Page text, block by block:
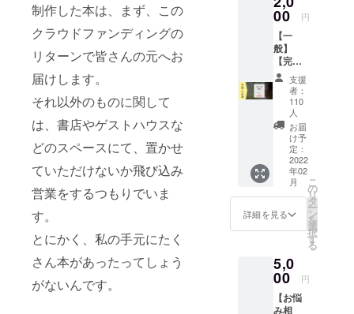
制作した本は、まず、この
クラウドファンディングの
リターンで皆さんの元へお
届けします。
それ以外のものに関して
は、書店やゲストハウスな
どのスペースにて、置かせ
ていただけないか飛び込み
営業をするつもりでいま
す。
とにかく、私の手元にたく
さん本があったってしょう
がないんです。
メール
にてお
知らせ
する予
定で
す。
のない
範囲で
「学生
だとわ
かるよ
うな記
載」を
お願い
しま
す。
（「学
校名＋
学年」
など）
※送料込
みで
す。
00 円
【一
般】
【完成
した本
を一冊
お届
け！】
現在製
作中の
本が完
成した
のち、
一冊お
届けし
ます！
と思っ
たら迷
わずコ
レ！！
支援
者：
110
人
お届
け予
定：
2022
年02
月
詳細を見る
こ
の
リ
タ
ー
ン
を
選
択
す
る
5,0
00 円
【お悩
み相